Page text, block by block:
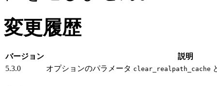
変更履歴
バージョン
説明
5.3.0
オプションのパラメータ clear_realpath_cache